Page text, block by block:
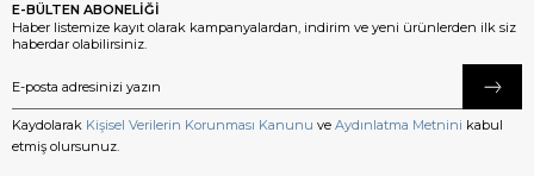
E-BÜLTEN ABONELİĞİ
Haber listemize kayıt olarak kampanyalardan, indirim ve yeni ürünlerden ilk siz
haberdar olabilirsiniz.
Kaydolarak Kişisel Verilerin Korunması Kanunu ve Aydınlatma Metnini kabul
etmiş olursunuz.